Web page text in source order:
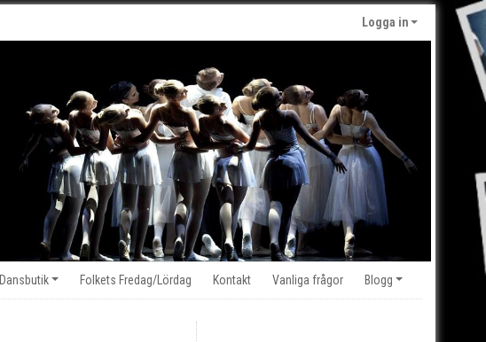
Logga in
Dansbutik Folkets Fredag/Lördag Kontakt Vanliga frågor Blogg